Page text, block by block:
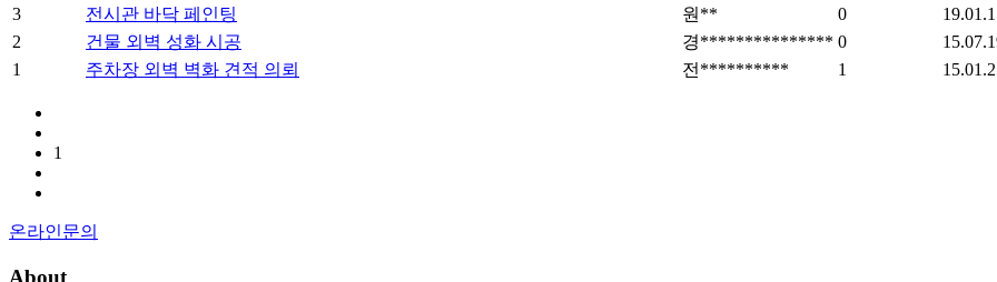
3
전시관 바닥 페인팅 원** 0
2
건물 외벽 성화 시공 경*************** 0
1
주차장 외벽 벽화 견적 의뢰 전********** 1
1
온라인문의
About